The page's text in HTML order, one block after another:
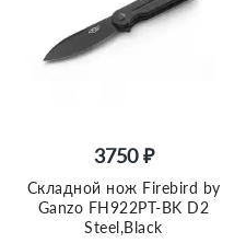
3750 ₽
Складной нож Firebird by
Ganzo FH922PT-BK D2
Steel,Black